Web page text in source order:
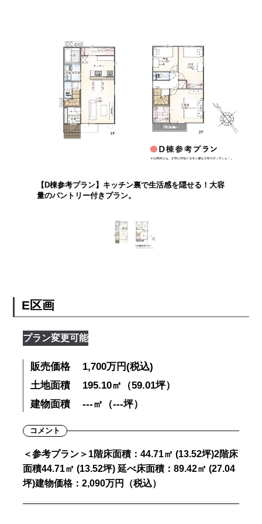
【D棟参考プラン】キッチン裏で生活感を隠せる！大容
量のパントリー付きプラン。
E区画
プラン変更可能
販売価格
1,700万円(税込)
土地面積
195.10㎡（59.01坪）
建物面積
---㎡（---坪）
コメント
＜参考プラン＞1階床面積：44.71㎡ (13.52坪)2階床
面積44.71㎡ (13.52坪) 延べ床面積：89.42㎡ (27.04
坪)建物価格：2,090万円（税込）